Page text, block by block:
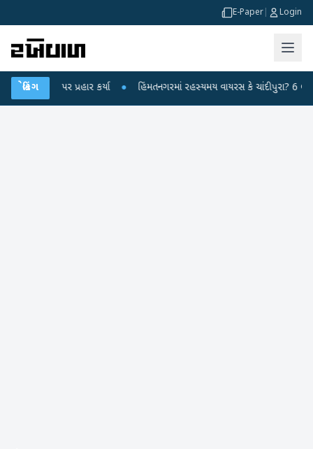
E-Paper Login
બ્રેકિંગ
કેન્દ્ર પર પ્રહાર કર્યા ● હિંમતનગરમાં રહસ્યમય વાયરસ કે ચાંદીપુરા? 6 બાળકોના